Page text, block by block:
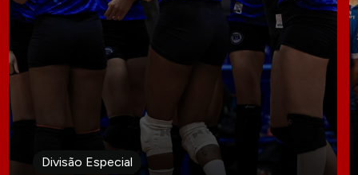
Divisão Especial